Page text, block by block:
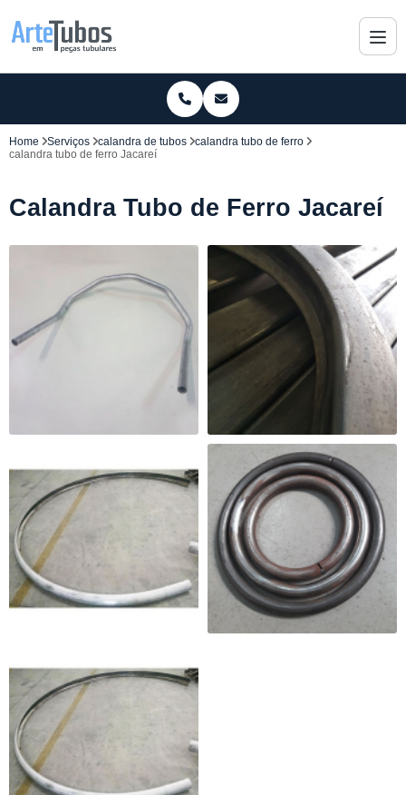
Home Serviços calandra de tubos
calandra tubo de ferro
calandra tubo de ferro Jacareí
Calandra Tubo de Ferro Jacareí